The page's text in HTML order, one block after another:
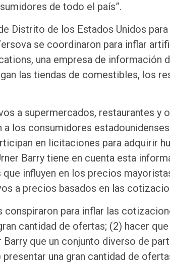
de todo el país”.
Distrito de los Estados Unidos
se coordinaron para inflar
una empresa de información
las tiendas de comestibles, los
a supermercados, restaurantes y
los consumidores
en licitaciones para adquirir
Barry tiene en cuenta esta
influyen en los precios
a precios basados ​​en las
conspiraron para inflar las
cantidad de ofertas; (2) hacer
que un conjunto diverso de
una gran cantidad de